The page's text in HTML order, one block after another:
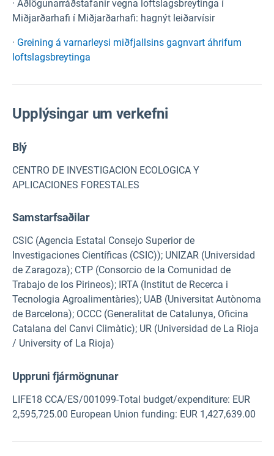
· Aðlögunarráðstafanir vegna loftslagsbreytinga í
Miðjarðarhafi í Miðjarðarhafi: hagnýt leiðarvísir
· Greining á varnarleysi miðfjallsins gagnvart áhrifum
loftslagsbreytinga
Upplýsingar um verkefni
Blý
CENTRO DE INVESTIGACION ECOLOGICA Y
APLICACIONES FORESTALES
Samstarfsaðilar
CSIC (Agencia Estatal Consejo Superior de
Investigaciones Científicas (CSIC)); UNIZAR (Universidad
de Zaragoza); CTP (Consorcio de la Comunidad de
Trabajo de los Pirineos); IRTA (Institut de Recerca i
Tecnologia Agroalimentàries); UAB (Universitat Autònoma
de Barcelona); OCCC (Generalitat de Catalunya, Oficina
Catalana del Canvi Climàtic); UR (Universidad de La Rioja
/ University of La Rioja)
Uppruni fjármögnunar
LIFE18 CCA/ES/001099-Total budget/expenditure: EUR
2,595,725.00 European Union funding: EUR 1,427,639.00